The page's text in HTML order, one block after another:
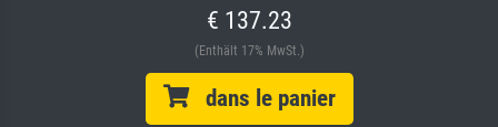
€ 137.23
(Enthält 17% MwSt.)
dans le panier